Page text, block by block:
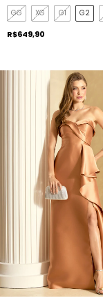
GG XG G1 G2
R$649,90